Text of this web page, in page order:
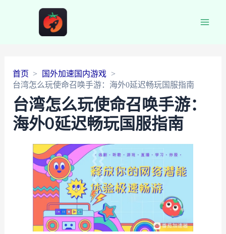
首页
国外加速国内游戏
台湾怎么玩使命召唤手游：海外0延迟畅玩国服指南
台湾怎么玩使命召唤手游：
海外0延迟畅玩国服指南